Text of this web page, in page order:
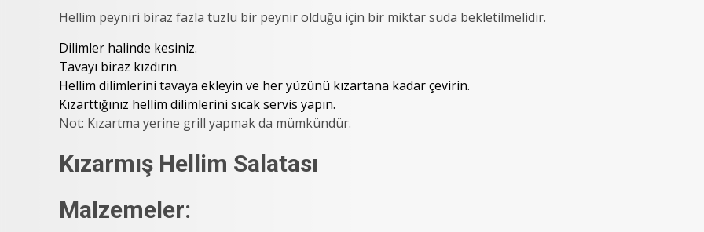
Hellim peyniri biraz fazla tuzlu bir peynir olduğu için bir miktar suda bekletilmelidir.
Dilimler halinde kesiniz.
Tavayı biraz kızdırın.
Hellim dilimlerini tavaya ekleyin ve her yüzünü kızartana kadar çevirin.
Kızarttığınız hellim dilimlerini sıcak servis yapın.
Not: Kızartma yerine grill yapmak da mümkündür.
Kızarmış Hellim Salatası
Malzemeler: